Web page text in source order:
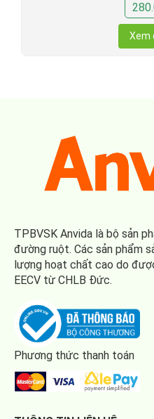
Xem
TPBVSK Anvida là bộ sản
đường ruột. Các sản phẩm
lượng hoạt chất cao do
EECV từ CHLB Đức.
Phương thức thanh toán